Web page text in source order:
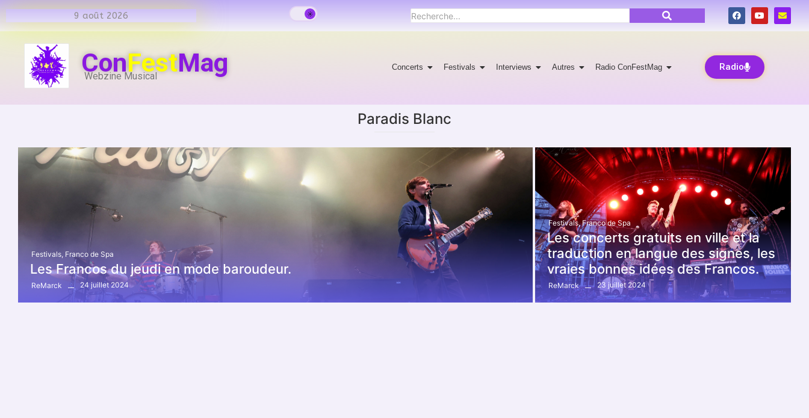
9 août 2026
ConFestMag
Webzine Musical
Concerts Festivals Interviews Autres Radio ConFestMag Radio
Paradis Blanc
Festivals, Franco de Spa
Les Francos du jeudi en mode baroudeur.
ReMarck 24 juillet 2024
Festivals, Franco de Spa
Les concerts gratuits en ville et la
traduction en langue des signes, les
vraies bonnes idées des Francos.
ReMarck 23 juillet 2024